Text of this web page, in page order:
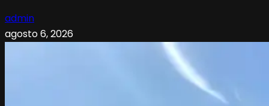
admin
agosto 6, 2026